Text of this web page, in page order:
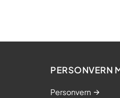
PERSONVERN
Personvern